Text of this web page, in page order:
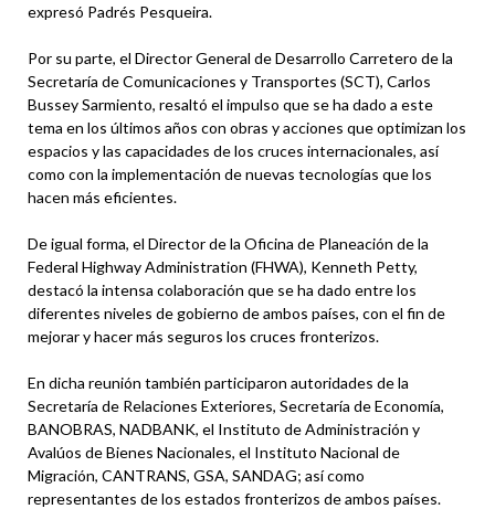
expresó Padrés Pesqueira.
Por su parte, el Director General de Desarrollo Carretero de la
Secretaría de Comunicaciones y Transportes (SCT), Carlos
Bussey Sarmiento, resaltó el impulso que se ha dado a este
tema en los últimos años con obras y acciones que optimizan los
espacios y las capacidades de los cruces internacionales, así
como con la implementación de nuevas tecnologías que los
hacen más eficientes.
De igual forma, el Director de la Oficina de Planeación de la
Federal Highway Administration (FHWA), Kenneth Petty,
destacó la intensa colaboración que se ha dado entre los
diferentes niveles de gobierno de ambos países, con el fin de
mejorar y hacer más seguros los cruces fronterizos.
En dicha reunión también participaron autoridades de la
Secretaría de Relaciones Exteriores, Secretaría de Economía,
BANOBRAS, NADBANK, el Instituto de Administración y
Avalúos de Bienes Nacionales, el Instituto Nacional de
Migración, CANTRANS, GSA, SANDAG; así como
representantes de los estados fronterizos de ambos países.